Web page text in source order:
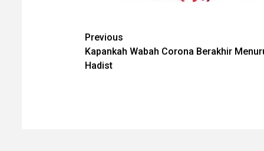
Post
navigation
Previous
Kapankah Wabah Corona Berakhir
Hadist